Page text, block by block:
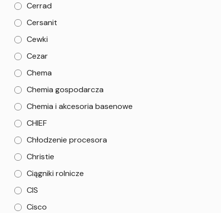
Cerrad
Cersanit
Cewki
Cezar
Chema
Chemia gospodarcza
Chemia i akcesoria basenowe
CHIEF
Chłodzenie procesora
Christie
Ciągniki rolnicze
CIS
Cisco